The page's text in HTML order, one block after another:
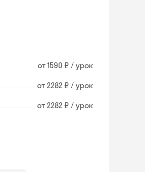
от 1590 ₽ / урок
от 2282 ₽ / урок
от 2282 ₽ / урок